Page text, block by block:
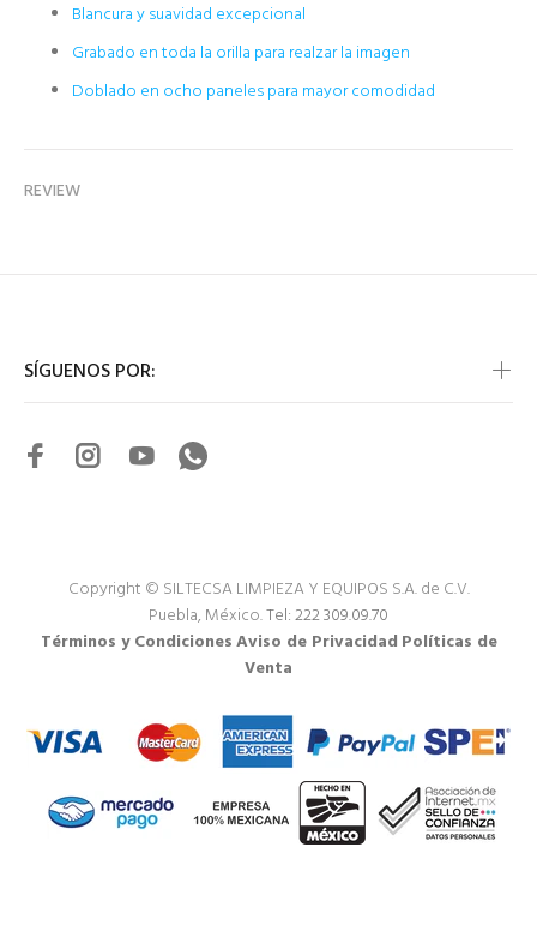
Blancura y suavidad excepcional
Grabado en toda la orilla para realzar la imagen
Doblado en ocho paneles para mayor comodidad
REVIEW
SÍGUENOS POR:
Copyright © SILTECSA LIMPIEZA Y EQUIPOS S.A. de C.V.
Puebla, México.Tel: 222 309.09.70
Términos y CondicionesAviso de Privacidad Políticas de
Venta